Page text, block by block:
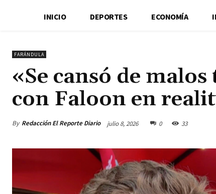
INICIO DEPORTES ECONOMÍA
FARÁNDULA
«Se cansó de
con Faloon en
By Redacción El Reporte Diario julio 8, 2026 0 33